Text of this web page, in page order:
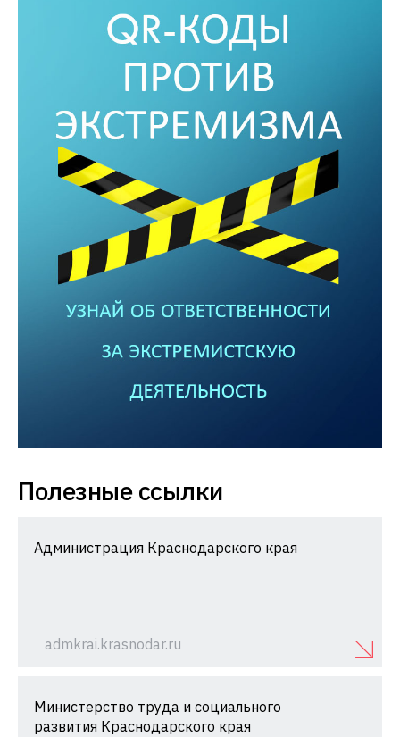
Полезные ссылки
Администрация Краснодарского края
admkrai.krasnodar.ru
Министерство труда и социального
развития Краснодарского края